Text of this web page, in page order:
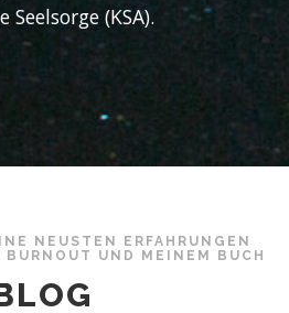
Seelsorge (KSA).
NEUSTEN ERFAHRUNGEN
UND MEINEM BUCH